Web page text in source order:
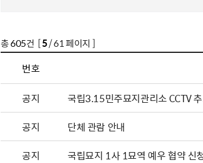
총605건 [5/ 61 페이지 ]
번호
공지
국립3.15민주묘지관리소 CCTV
공지
단체 관람 안내
공지
국립묘지 1사 1묘역 예우 협약 신